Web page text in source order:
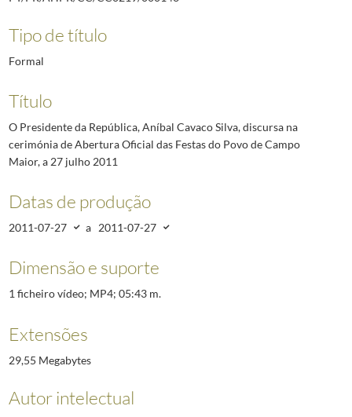
Tipo de título
Formal
Título
O Presidente da República, Aníbal Cavaco Silva, discursa na
cerimónia de Abertura Oficial das Festas do Povo de Campo
Maior, a 27 julho 2011
Datas de produção
2011-07-27 a 2011-07-27
Dimensão e suporte
1 ficheiro vídeo; MP4; 05:43 m.
Extensões
29,55 Megabytes
Autor intelectual